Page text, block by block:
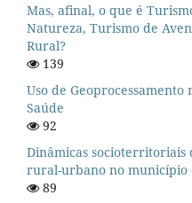
Mas, afinal, o que é
Natureza, Turismo de
Rural?
139
Uso de Geoprocessamento
Saúde
92
Dinâmicas socioterritoriais
rural-urbano no município
89